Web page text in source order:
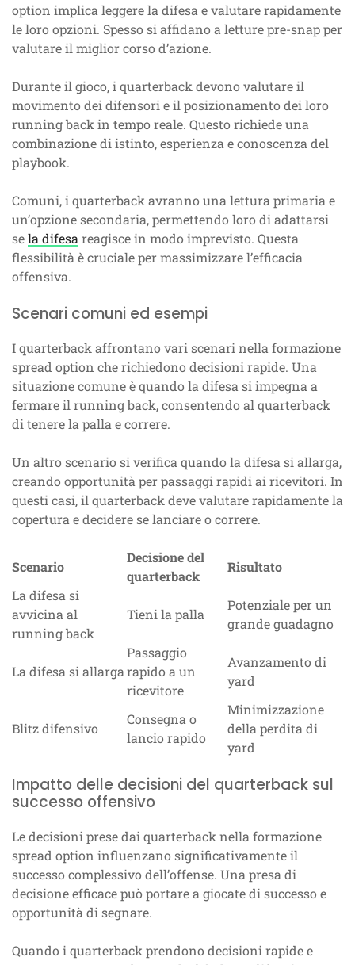
option implica leggere la difesa e valutare rapidamente
le loro opzioni. Spesso si affidano a letture pre-snap per
valutare il miglior corso d’azione.
Durante il gioco, i quarterback devono valutare il
movimento dei difensori e il posizionamento dei loro
running back in tempo reale. Questo richiede una
combinazione di istinto, esperienza e conoscenza del
playbook.
Comuni, i quarterback avranno una lettura primaria e
un’opzione secondaria, permettendo loro di adattarsi
sela difesa reagisce in modo imprevisto. Questa
flessibilità è cruciale per massimizzare l’efficacia
offensiva.
Scenari comuni ed esempi
I quarterback affrontano vari scenari nella formazione
spread option che richiedono decisioni rapide. Una
situazione comune è quando la difesa si impegna a
fermare il running back, consentendo al quarterback
di tenere la palla e correre.
Un altro scenario si verifica quando la difesa si allarga,
creando opportunità per passaggi rapidi ai ricevitori. In
questi casi, il quarterback deve valutare rapidamente la
copertura e decidere se lanciare o correre.
Scenario
Decisione del
quarterback
Risultato
La difesa si
avvicina al
running back
Tieni la palla
Potenziale per un
grande guadagno
La difesa si allarga
Passaggio
rapido a un
ricevitore
Avanzamento di
yard
Blitz difensivo
Consegna o
lancio rapido
Minimizzazione
della perdita di
yard
Impatto delle decisioni del quarterback sul
successo offensivo
Le decisioni prese dai quarterback nella formazione
spread option influenzano significativamente il
successo complessivo dell’offense. Una presa di
decisione efficace può portare a giocate di successo e
opportunità di segnare.
Quando i quarterback prendono decisioni rapide e